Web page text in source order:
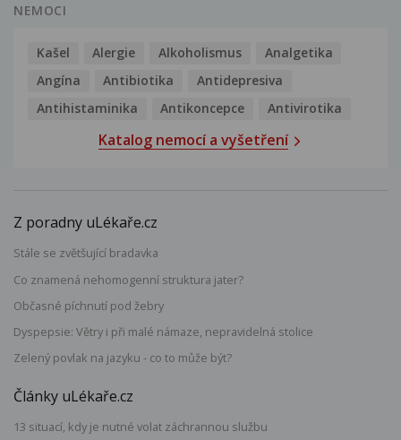
NEMOCI
Kašel Alergie Alkoholismus
Analgetika
Angína
Antibiotika
Antidepresiva
Antihistaminika
Antikoncepce Antivirotika
Katalog nemocí a vyšetření
Z poradny uLékaře.cz
Stále se zvětšující bradavka
Co znamená nehomogenní struktura jater?
Občasné píchnutí pod žebry
Dyspepsie: Větry i při malé námaze, nepravidelná stolice
Zelený povlak na jazyku - co to může být?
Články uLékaře.cz
13 situací, kdy je nutné volat záchrannou službu